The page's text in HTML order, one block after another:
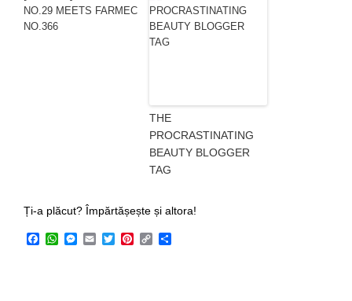
NO.29 MEETS FARMEC
NO.366
THE
PROCRASTINATING
BEAUTY BLOGGER
TAG
Ți-a plăcut? Împărtășește și altora!
Facebook
WhatsApp
Messenger
EmailTwitterPinterest
Copy